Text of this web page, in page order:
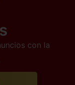
con la